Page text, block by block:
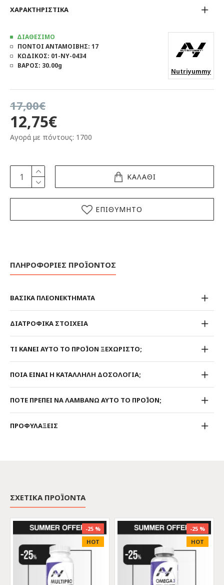
ΧΑΡΑΚΤΗΡΙΣΤΙΚΑ
12,75€
17,00€
Αγορά με πόντους: 1700
ΔΙΑΘΕΣΙΜΟ
ΠΟΝΤΟΙ ΑΝΤΑΜΟΙΒΗΣ: 17
ΚΩΔΙΚΟΣ: 01-NY-0434
ΒΑΡΟΣ: 30.00g
Nutriyummy
ΚΑΛΑΘΙ
ΕΠΙΘΥΜΗΤΟ
ΠΛΗΡΟΦΟΡΙΕΣ ΠΡΟΪΟΝΤΟΣ
ΒΑΣΙΚΑ ΠΛΕΟΝΕΚΤΗΜΑΤΑ
ΔΙΑΤΡΟΦΙΚΑ ΣΤΟΙΧΕΙΑ
ΤΙ ΚΑΝΕΙ ΑΥΤΟ ΤΟ ΠΡΟΪΟΝ ΞΕΧΩΡΙΣΤΟ;
ΠΟΙΑ ΕΙΝΑΙ Η ΚΑΤΑΛΛΗΛΗ ΔΟΣΟΛΟΓΙΑ;
ΠΟΤΕ ΠΡΕΠΕΙ ΝΑ ΛΑΜΒΑΝΩ ΑΥΤΟ ΤΟ ΠΡΟΪΟΝ;
ΠΡΟΦΥΛΑΞΕΙΣ
ΣΧΕΤΙΚΑ ΠΡΟΪΟΝΤΑ
HOT
-25 %
HOT
-25 %